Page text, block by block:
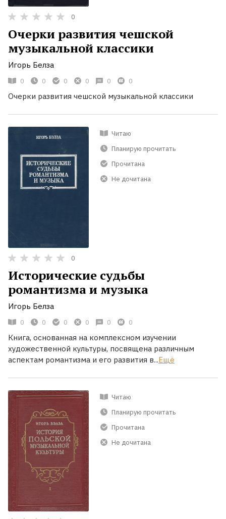
0
Очерки развития чешской
музыкальной классики
Игорь Белза
0 0 0 0 0 0
Очерки развития чешской музыкальной классики
Читаю
Планирую прочитать
Прочитана
Не дочитана
0
Исторические судьбы
романтизма и музыка
Игорь Белза
0 0 0 0 0 0
Книга, основанная на комплексном изучении
художественной культуры, посвящена различным
аспектам романтизма и его развития в...Ещё
Читаю
Планирую прочитать
Прочитана
Не дочитана